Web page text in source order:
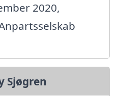
2020,
Sjøgren